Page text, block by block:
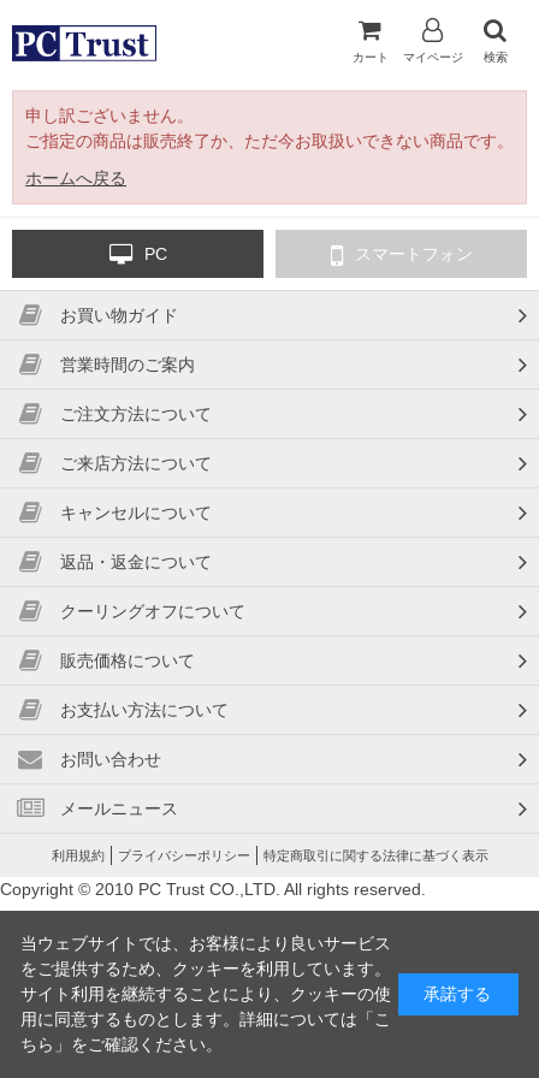
カート マイページ 検索
申し訳ございません。
ご指定の商品は販売終了か、ただ今お取扱いできない商品です。
ホームへ戻る
PC スマートフォン
お買い物ガイド
営業時間のご案内
ご注文方法について
ご来店方法について
キャンセルについて
返品・返金について
クーリングオフについて
販売価格について
お支払い方法について
お問い合わせ
メールニュース
利用規約 プライバシーポリシー 特定商取引に関する法律に基づく表示
Copyright © 2010 PC Trust CO.,LTD. All rights reserved.
当ウェブサイトでは、お客様により良いサービス
をご提供するため、クッキーを利用しています。
サイト利用を継続することにより、クッキーの使
用に同意するものとします。詳細については「 こ
ちら 」をご確認ください。
承諾する